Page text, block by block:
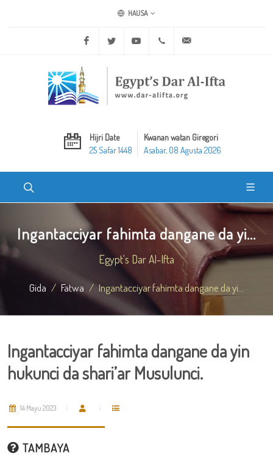
HAUSA
Facebook Twitter Youtube +20 2 25970400
Hijri Date
25 Safar 1448
Kwanan watan Giregori
Asabar, 08 Agusta 2026
Ingantacciyar fahimta dangane da yi...
Egypt's Dar Al-Ifta
Gida Fatwa Ingantacciyar fahimta dangane da yi...
Ingantacciyar fahimta dangane da yin
hukunci da shari’ar Musulunci.
14 Mayu 2023
TAMBAYA